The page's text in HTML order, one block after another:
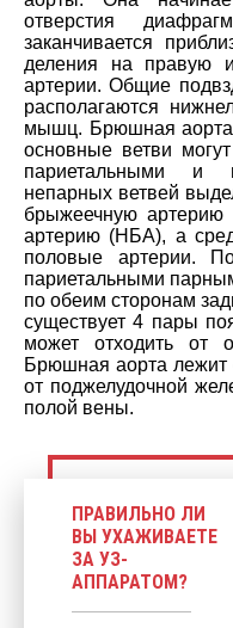
отверстия
заканчивается
деления на правую
артерии. Общие
располагаются
мышц. Брюшная
основные ветви
париетальными и
непарных ветвей
брыжеечную
артерию (НБА), а
половые артерии.
париетальными
по обеим сторонам
существует 4 пары
может отходить от
Брюшная аорта лежит
от поджелудочной
полой вены.
ПРАВИЛЬНО ЛИ
ВЫ УХАЖИВАЕТЕ
ЗА УЗ-
АППАРАТОМ?